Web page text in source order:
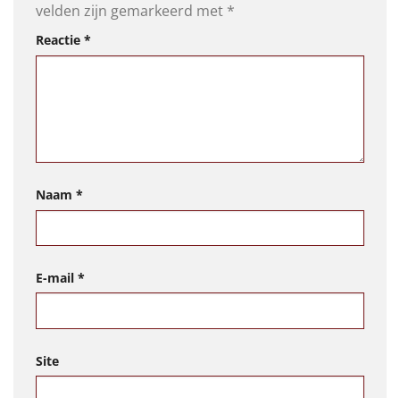
velden zijn gemarkeerd met *
Reactie *
Naam *
E-mail *
Site